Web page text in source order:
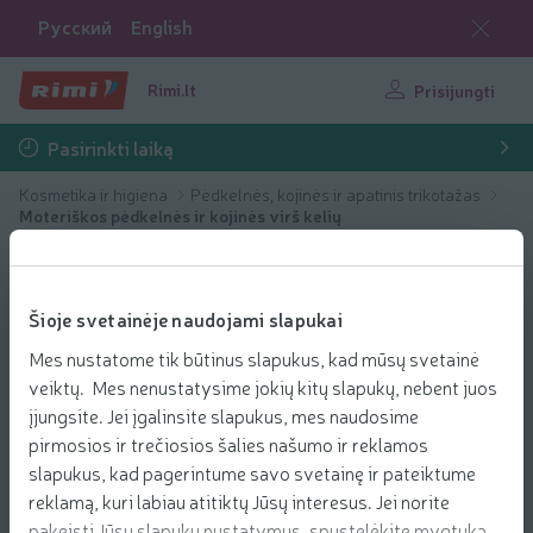
Šioje svetainėje naudojami slapukai
Mes nustatome tik būtinus slapukus, kad mūsų svetainė
veiktų. Mes nenustatysime jokių kitų slapukų, nebent juos
įjungsite. Jei įgalinsite slapukus, mes naudosime
pirmosios ir trečiosios šalies našumo ir reklamos
slapukus, kad pagerintume savo svetainę ir pateiktume
reklamą, kuri labiau atitiktų Jūsų interesus. Jei norite
Русский English
Rimi.lt Prisijungti
Pasirinkti laiką
Kosmetika ir higiena
Pėdkelnės, kojinės ir apatinis trikotažas
Moteriškos pėdkelnės ir kojinės virš kelių